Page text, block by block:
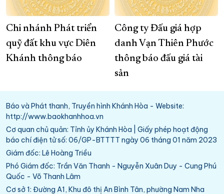
Chi nhánh Phát triển
quỹ đất khu vực Diên
Khánh thông báo
Công ty Đấu giá hợp
danh Vạn Thiên Phước
thông báo đấu giá tài
sản
Báo và Phát thanh, Truyền hình Khánh Hòa - Website:
http://www.baokhanhhoa.vn
Cơ quan chủ quản: Tỉnh ủy Khánh Hòa | Giấy phép hoạt động
báo chí điện tử số: 06/GP-BTTTT ngày 06 tháng 01 năm 2023
Giám đốc: Lê Hoàng Triều
Phó Giám đốc: Trần Văn Thanh - Nguyễn Xuân Duy - Cung Phú
Quốc - Võ Thanh Lâm
Cơ sở 1: Đường A1, Khu đô thị An Bình Tân, phường Nam Nha